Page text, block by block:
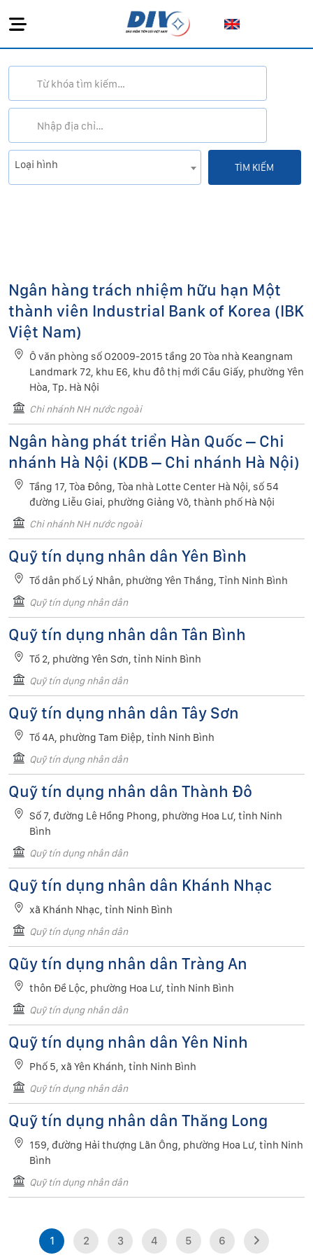
Loại hình
Ngân hàng trách nhiệm hữu hạn Một
thành viên Industrial Bank of Korea (IBK
Việt Nam)
Ô văn phòng số O2009-2015 tầng 20 Tòa nhà Keangnam
Landmark 72, khu E6, khu đô thị mới Cầu Giấy, phường Yên
Hòa, Tp. Hà Nội
Chi nhánh NH nước ngoài
Ngân hàng phát triển Hàn Quốc – Chi
nhánh Hà Nội (KDB – Chi nhánh Hà Nội)
Tầng 17, Tòa Đông, Tòa nhà Lotte Center Hà Nội, số 54
đường Liễu Giai, phường Giảng Võ, thành phố Hà Nội
Chi nhánh NH nước ngoài
Quỹ tín dụng nhân dân Yên Bình
Tổ dân phố Lý Nhân, phường Yên Thắng, Tỉnh Ninh Bình
Quỹ tín dụng nhân dân
Quỹ tín dụng nhân dân Tân Bình
Tổ 2, phường Yên Sơn, tỉnh Ninh Bình
Quỹ tín dụng nhân dân
Quỹ tín dụng nhân dân Tây Sơn
Tổ 4A, phường Tam Điệp, tỉnh Ninh Bình
Quỹ tín dụng nhân dân
Quỹ tín dụng nhân dân Thành Đô
Số 7, đường Lê Hồng Phong, phường Hoa Lư, tỉnh Ninh
Bình
Quỹ tín dụng nhân dân
Quỹ tín dụng nhân dân Khánh Nhạc
xã Khánh Nhạc, tỉnh Ninh Bình
Quỹ tín dụng nhân dân
Qũy tín dụng nhân dân Tràng An
thôn Đề Lộc, phường Hoa Lư, tỉnh Ninh Bình
Quỹ tín dụng nhân dân
Quỹ tín dụng nhân dân Yên Ninh
Phố 5, xã Yên Khánh, tỉnh Ninh Bình
Quỹ tín dụng nhân dân
Quỹ tín dụng nhân dân Thăng Long
159, đường Hải thượng Lãn Ông, phường Hoa Lư, tỉnh Ninh
Bình
Quỹ tín dụng nhân dân
1 2 3 4 5 6